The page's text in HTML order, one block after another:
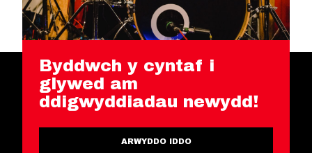
Byddwch y cyntaf i
glywed am
ddigwyddiadau newydd!
ARWYDDO IDDO